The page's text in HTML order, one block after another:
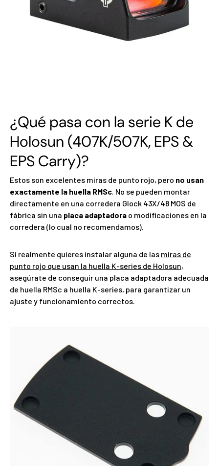
¿Qué pasa con la serie K de
Holosun (407K/507K, EPS &
EPS Carry)?
Estos son excelentes miras de punto rojo, pero no usan
exactamente la huella RMSc. No se pueden montar
directamente en una corredera Glock 43X/48 MOS de
fábrica sin una placa adaptadora o modificaciones en la
corredera (lo cual no recomendamos).
Si realmente quieres instalar alguna de las miras de
punto rojo que usan la huella K-series de Holosun,
asegúrate de conseguir una placa adaptadora adecuada
de huella RMSc a huella K-series, para garantizar un
ajuste y funcionamiento correctos.